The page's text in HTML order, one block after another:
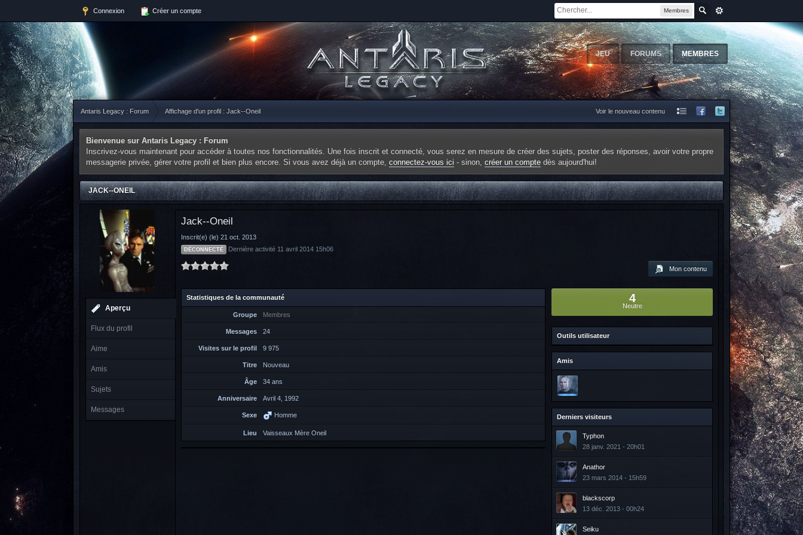
Membres
Connexion Créer un compte
JEU FORUMS MEMBRES
Antaris Legacy : Forum Affichage d'un profil : Jack--Oneil Voir le nouveau contenu
Bienvenue sur Antaris Legacy : Forum
Inscrivez-vous maintenant pour accéder à toutes nos fonctionnalités. Une fois inscrit et connecté, vous serez en mesure de créer des sujets, poster des réponses, avoir votre propre
messagerie privée, gérer votre profil et bien plus encore. Si vous avez déjà un compte, connectez-vous ici - sinon, créer un compte dès aujourd'hui!
JACK--ONEIL
Aperçu
Flux du profil
Aime
Amis
Sujets
Messages
Jack--Oneil
Inscrit(e) (le) 21 oct. 2013
DÉCONNECTÉ Dernière activité 11 avril 2014 15h06
Mon contenu
Statistiques de la communauté
Groupe Membres
Messages 24
Visites sur le profil 9 975
Titre Nouveau
Âge 34 ans
Anniversaire Avril 4, 1992
Sexe Homme
Lieu Vaisseaux Mère Oneil
4
Neutre
Outils utilisateur
Amis
Derniers visiteurs
Typhon
28 janv. 2021 - 20h01
Anathor
23 mars 2014 - 15h59
blackscorp
13 déc. 2013 - 00h24
Seiku